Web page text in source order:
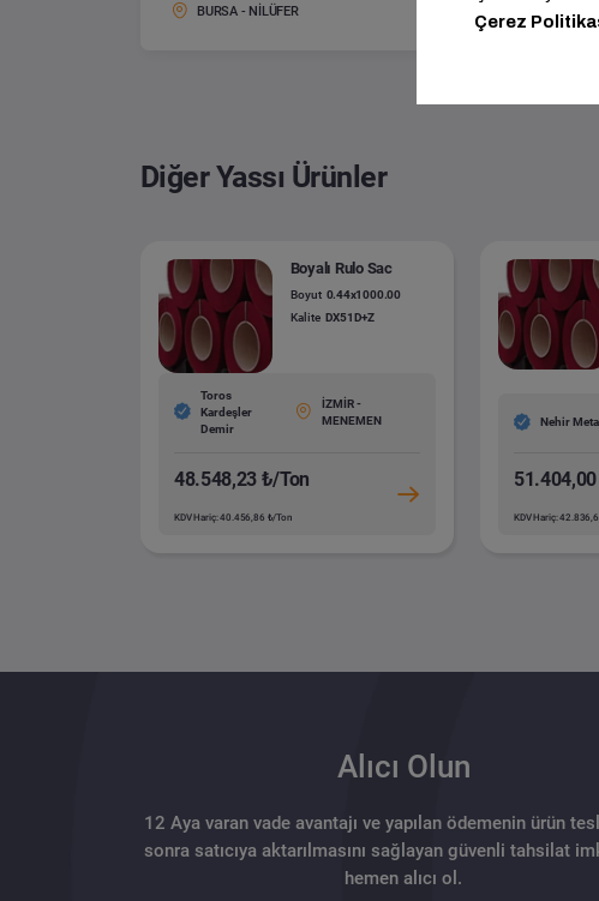
BURSA - NİLÜFER
Diğer Yassı Ürünler
Boyalı Rulo Sac
Boyut 0.44x1000.00
Kalite DX51D+Z
Toros
Kardeşler
Demir
İZMİR -
MENEMEN
48.548,23 ₺/Ton
KDV Hariç: 40.456,86 ₺/Ton
Nehir Metal
KDV Hariç:
Alıcı Olun
12 Aya varan vade avantajı ve yapılan ödemenin ürün
sonra satıcıya aktarılmasını sağlayan güvenli tahsilat
hemen alıcı ol.